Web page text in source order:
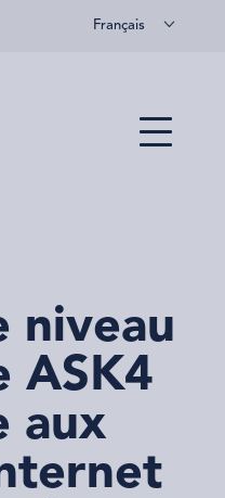
Français
Menu
niveau
ASK4
aux